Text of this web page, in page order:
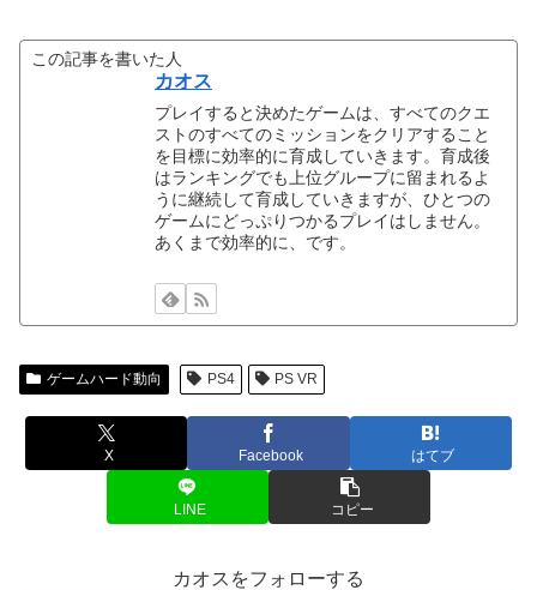
この記事を書いた人
カオス
プレイすると決めたゲームは、すべてのクエ
ストのすべてのミッションをクリアすること
を目標に効率的に育成していきます。育成後
はランキングでも上位グループに留まれるよ
うに継続して育成していきますが、ひとつの
ゲームにどっぷりつかるプレイはしません。
あくまで効率的に、です。
ゲームハード動向 PS4 PS VR
X Facebook はてブ
LINE コピー
カオスをフォローする